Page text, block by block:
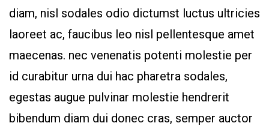
diam, nisl sodales odio dictumst luctus ultricies
laoreet ac, faucibus leo nisl pellentesque amet
maecenas. nec venenatis potenti molestie per
id curabitur urna dui hac pharetra sodales,
egestas augue pulvinar molestie hendrerit
bibendum diam dui donec cras, semper auctor